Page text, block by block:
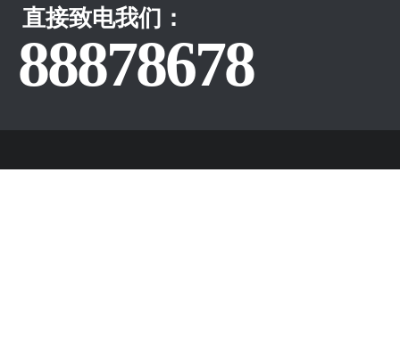
直接致电我们：
88878678